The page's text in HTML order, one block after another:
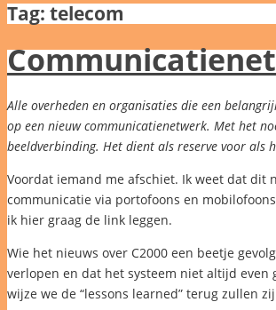
Tag: telecom
Alle overheden en organisaties die een
op een nieuw communicatienetwerk. Met het
beeldverbinding. Het dient als reserve voor als
Voordat iemand me afschiet. Ik weet dat dit
communicatie via portofoons en
ik hier graag de link leggen.
Wie het nieuws over C2000 een beetje
verlopen en dat het systeem niet altijd even
wijze we de “lessons learned” terug zullen